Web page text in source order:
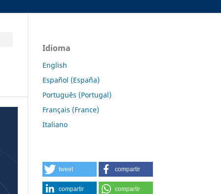
Idioma
English
Español (España)
Português (Portugal)
Français (France)
Italiano
tweet compartir
compartir compartir